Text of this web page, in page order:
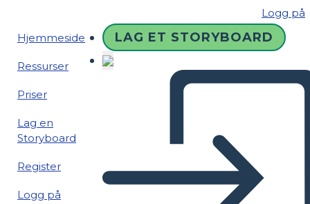
Logg på
Hjemmeside
Ressurser
Priser
Lag en
Storyboard
Register
Logg på
LAG ET STORYBOARD